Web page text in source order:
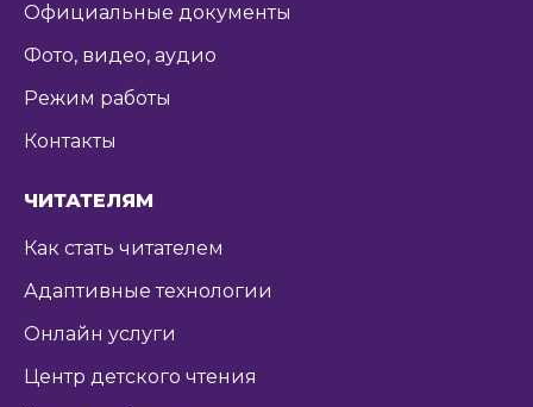
Официальные документы
Фото, видео, аудио
Режим работы
Контакты
ЧИТАТЕЛЯМ
Как стать читателем
Адаптивные технологии
Онлайн услуги
Центр детского чтения